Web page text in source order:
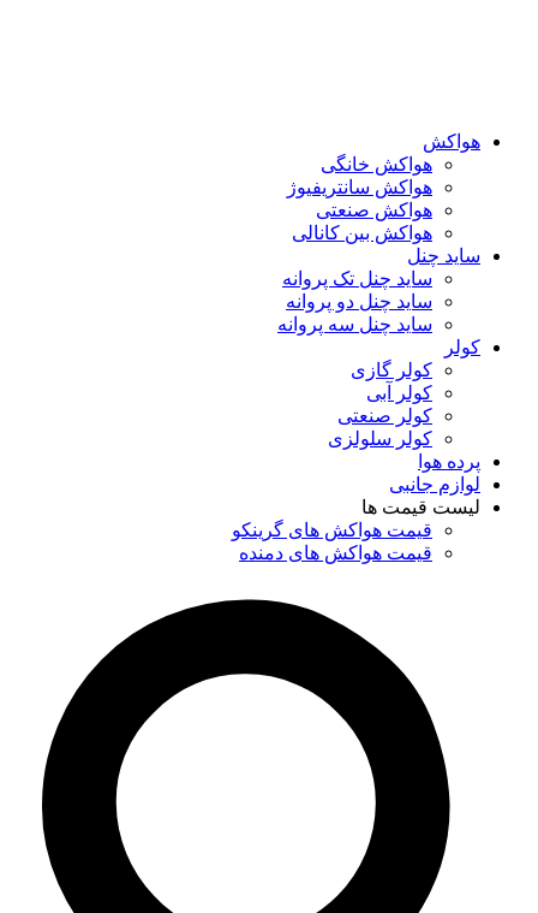
هواکش
هواکش خانگی
هواکش سانتریفیوژ
هواکش صنعتی
هواکش بین کانالی
ساید چنل
ساید چنل تک پروانه
ساید چنل دو پروانه
ساید چنل سه پروانه
کولر
کولر گازی
کولر آبی
کولر صنعتی
کولر سلولزی
پرده هوا
لوازم جانبی
لیست قیمت ها
قیمت هواکش های گرینکو
قیمت هواکش های دمنده